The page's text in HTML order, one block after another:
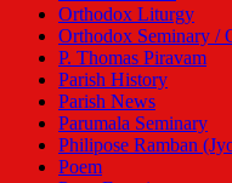
Orthodox Liturgy
Orthodox Seminary /
P. Thomas Piravam
Parish History
Parish News
Parumala Seminary
Philipose Ramban
Poem